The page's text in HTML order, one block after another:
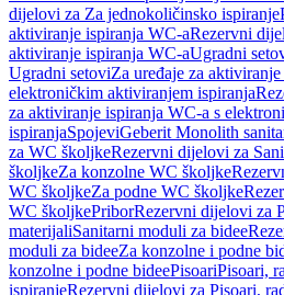
dijelovi za Za jednokoličinsko ispiranje
aktiviranje ispiranja WC-aRezervni
aktiviranje ispiranja WC-aUgradni
Ugradni setoviZa uređaje za
elektroničkim aktiviranjem ispiranja
za aktiviranje ispiranja WC-a s
ispiranjaSpojeviGeberit Monolith
za WC školjkeRezervni dijelovi za
školjkeZa konzolne WC školjke
WC školjkeZa podne WC školjke
WC školjkePriborRezervni dijelovi za
materijaliSanitarni moduli za bidee
moduli za bideeZa konzolne i podne
konzolne i podne bideePisoariPisoari,
ispiranjeRezervni dijelovi za Pisoari,